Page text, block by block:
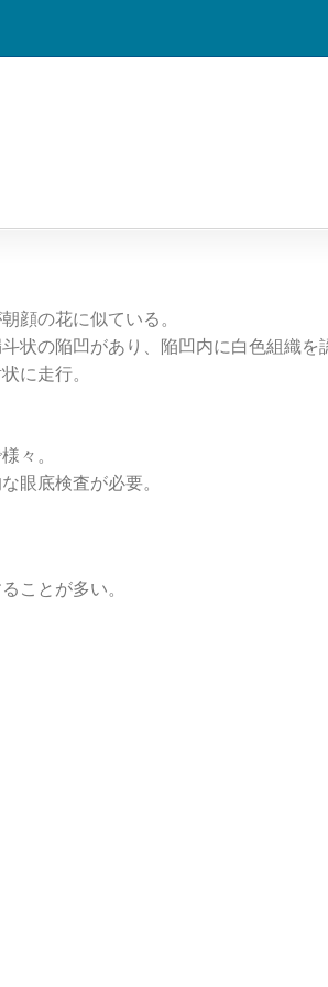
顔の花に似ている。
状の陥凹があり、陥凹内に白色組織を
に走行。
々。
眼底検査が必要。
ことが多い。